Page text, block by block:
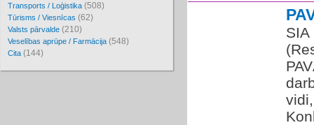
Transports / Loģistika (508)
Tūrisms / Viesnīcas (62)
Valsts pārvalde (210)
Veselības aprūpe / Farmācija (548)
Cita (144)
SIA